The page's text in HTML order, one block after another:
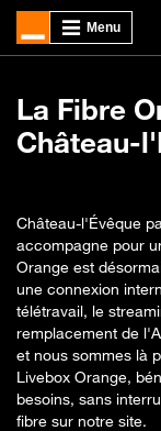
La Fibre
Château-
Château-l'Évêque
accompagne pour
Orange est
une connexion
télétravail, le
remplacement de
et nous sommes là
Livebox Orange,
besoins, sans
fibre sur notre site.